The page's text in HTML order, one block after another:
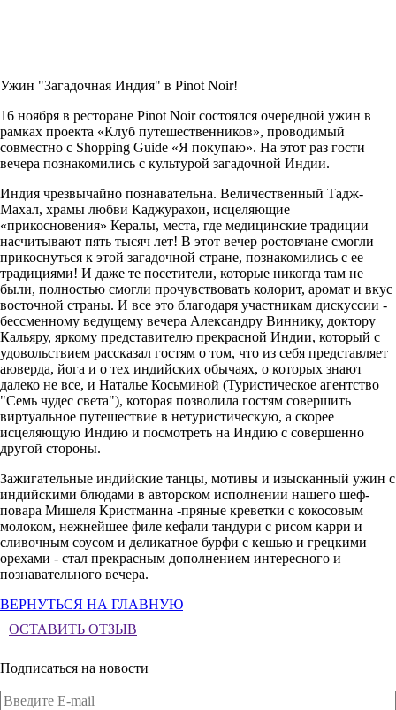
Ужин "Загадочная Индия" в Pinot Noir!
16 ноября в ресторане Pinot Noir состоялся очередной ужин в
рамках проекта «Клуб путешественников», проводимый
совместно с Shopping Guide «Я покупаю». На этот раз гости
вечера познакомились с культурой загадочной Индии.
Индия чрезвычайно познавательна. Величественный Тадж-
Махал, храмы любви Каджурахои, исцеляющие
«прикосновения» Кералы, места, где медицинские традиции
насчитывают пять тысяч лет! В этот вечер ростовчане смогли
прикоснуться к этой загадочной стране, познакомились с ее
традициями! И даже те посетители, которые никогда там не
были, полностью смогли прочувствовать колорит, аромат и вкус
восточной страны. И все это благодаря участникам дискуссии -
бессменному ведущему вечера Александру Виннику, доктору
Кальяру, яркому представителю прекрасной Индии, который с
удовольствием рассказал гостям о том, что из себя представляет
аюверда, йога и о тех индийских обычаях, о которых знают
далеко не все, и Наталье Косьминой (Туристическое агентство
"Семь чудес света"), которая позволила гостям совершить
виртуальное путешествие в нетуристическую, а скорее
исцеляющую Индию и посмотреть на Индию с совершенно
другой стороны.
Зажигательные индийские танцы, мотивы и изысканный ужин с
индийскими блюдами в авторском исполнении нашего шеф-
повара Мишеля Кристманна -пряные креветки с кокосовым
молоком, нежнейшее филе кефали тандури с рисом карри и
сливочным соусом и деликатное бурфи с кешью и грецкими
орехами - стал прекрасным дополнением интересного и
познавательного вечера.
ВЕРНУТЬСЯ НА ГЛАВНУЮ
ОСТАВИТЬ ОТЗЫВ
Подписаться на новости